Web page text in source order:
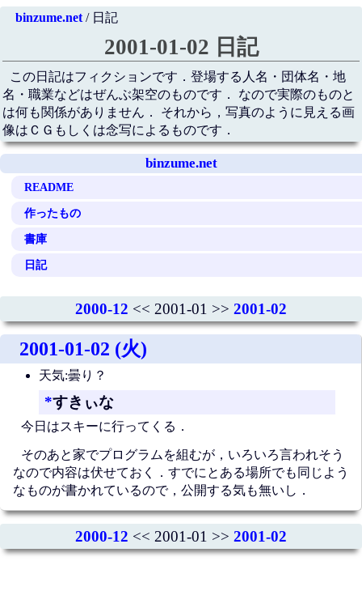
binzume.net/ 日記
2001-01-02 日記
この日記はフィクションです．登場する人名・団体名・地
名・職業などはぜんぶ架空のものです． なので実際のものと
は何も関係がありません． それから，写真のように見える画
像はＣＧもしくは念写によるものです．
binzume.net
README
作ったもの
書庫
日記
2000-12 << 2001-01 >> 2001-02
2001-01-02 (火)
天気:曇り？
*すきぃな
今日はスキーに行ってくる．
そのあと家でプログラムを組むが，いろいろ言われそう
なので内容は伏せておく．すでにとある場所でも同じよう
なものが書かれているので，公開する気も無いし．
2000-12 << 2001-01 >> 2001-02